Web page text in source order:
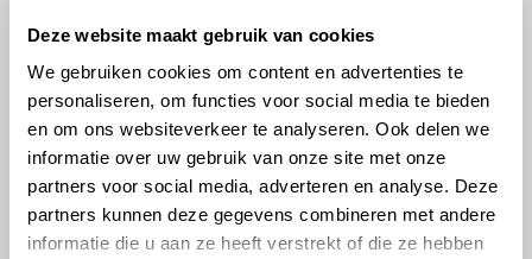
Deze website maakt gebruik van cookies
We gebruiken cookies om content en advertenties te
personaliseren, om functies voor social media te bieden
en om ons websiteverkeer te analyseren. Ook delen we
informatie over uw gebruik van onze site met onze
partners voor social media, adverteren en analyse. Deze
partners kunnen deze gegevens combineren met andere
informatie die u aan ze heeft verstrekt of die ze hebben
Olyslager
Alle rechten voorbehouden. Deze
informatie mag noch geheel noch gedeeltelijk worden
gereproduceerd, opgeslagen in een database of op
andere manieren worden overgedragen zonder
voorafgaande schriftelijke toestemming van Olyslager
Organisation B.V. Hoewel alles in het werk is gesteld
om ervoor te zorgen dat deze gegevens zo accuraat